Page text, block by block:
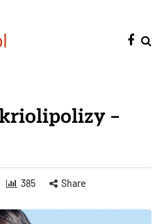
–
385 Share